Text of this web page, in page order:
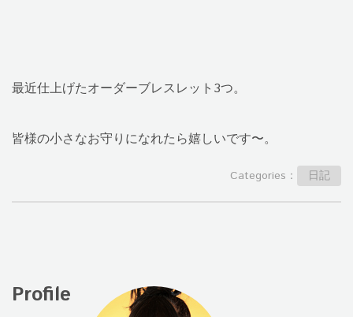
最近仕上げたオーダーブレスレット3つ。
皆様の小さなお守りになれたら嬉しいです〜。
Categories： 日記
Profile